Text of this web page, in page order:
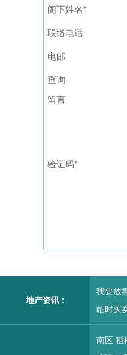
阁下姓名*
联络电话
电邮
查询
留言
验证码*
地产资讯 :
我要放
临时买
南区 租